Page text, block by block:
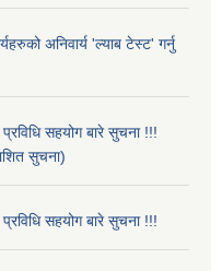
अनिवार्य 'ल्याब टेस्ट' गर्नु
प्रविधि सहयोग बारे सुचना !!!
सुचना)
प्रविधि सहयोग बारे सुचना !!!